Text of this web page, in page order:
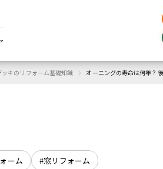
ッキのリフォーム基礎知識 › オーニングの寿命は何年？
ーム #窓リフォーム